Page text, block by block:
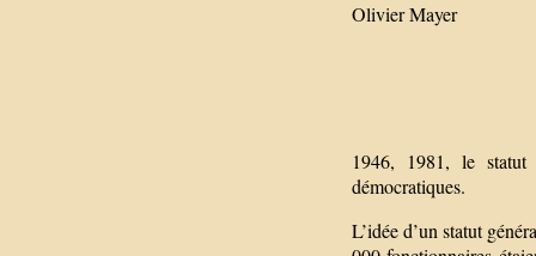
Olivier Mayer
1946, 1981, le statut
démocratiques.
L’idée d’un statut